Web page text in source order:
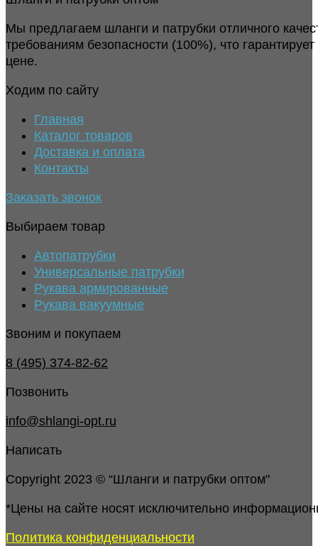
Мы предлагаем шланги и патрубки отличного
требованиям безопасности (100%), что
цене.
Ходим по сайту
Главная
Каталог товаров
Доставка и оплата
Контакты
Заказать звонок
Выбираем товар
Автопатрубки
Универсальные патрубки
Рукава армированные
Рукава вакуумные
Звоним и покупаем
8 (495) 374-82-62
Позвонить
info@shlangi-opt.ru
Написать
Copyright 2023 © “Шланги и патрубки оптом"
*Цены на сайте носят исключительно
Политика конфиденциальности